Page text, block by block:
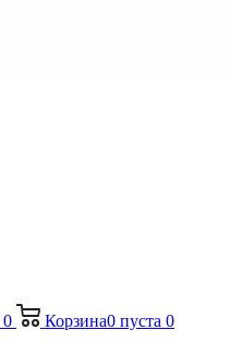
0 Корзина0 пуста 0